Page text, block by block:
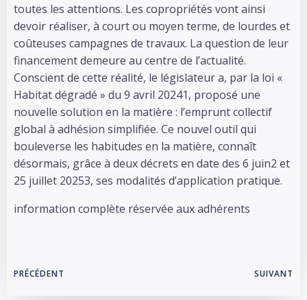
toutes les attentions. Les copropriétés vont ainsi
devoir réaliser, à court ou moyen terme, de lourdes et
coûteuses campagnes de travaux. La question de leur
financement demeure au centre de l’actualité.
Conscient de cette réalité, le législateur a, par la loi «
Habitat dégradé » du 9 avril 20241, proposé une
nouvelle solution en la matière : l’emprunt collectif
global à adhésion simplifiée. Ce nouvel outil qui
bouleverse les habitudes en la matière, connaît
désormais, grâce à deux décrets en date des 6 juin2 et
25 juillet 20253, ses modalités d’application pratique.
information complète réservée aux adhérents
Navigation
PRÉCÉDENT
Navigation
SUIVANT